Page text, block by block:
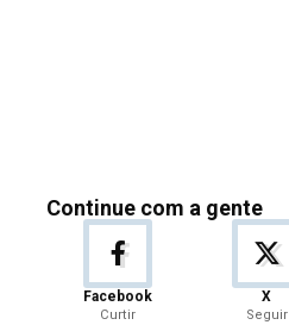
Continue com a gente
Facebook
Curtir
X
Seguir